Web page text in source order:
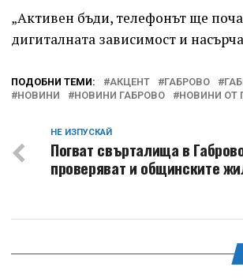
„Активен бъди, телефонът ще
дигиталната зависимост и
ПОДОБНИ ТЕМИ: АКЦЕНТ ГАБРОВО
НОВИНИ
НОВИНИ ГАБРОВО НОВИНИ ОТ
НЕ ИЗПУСКАЙ
Погват свърталища в
проверяват и общинските